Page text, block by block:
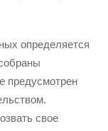
определяется
предусмотрен
свое